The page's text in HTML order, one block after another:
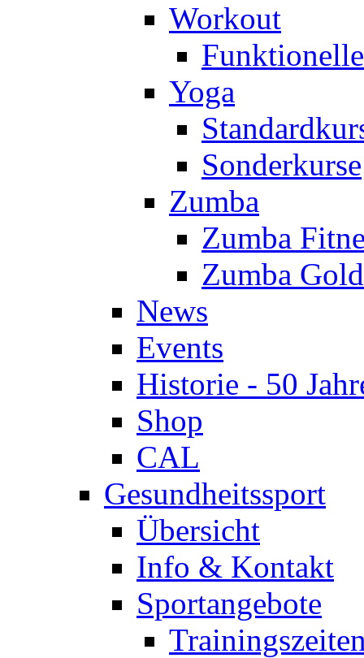
Workout
Yoga
Sonderkurse
Zumba
Zumba
Zumba Gold
News
Events
Historie - 50
Shop
CAL
Gesundheitssport
Übersicht
Info & Kontakt
Sportangebote